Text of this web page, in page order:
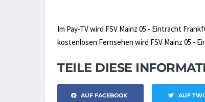
Im Pay-TV wird FSV Mainz 05 - Eintracht
kostenlosen Fernsehen wird FSV Mainz 05 -
TEILE DIESE
AUF FACEBOOK AUF